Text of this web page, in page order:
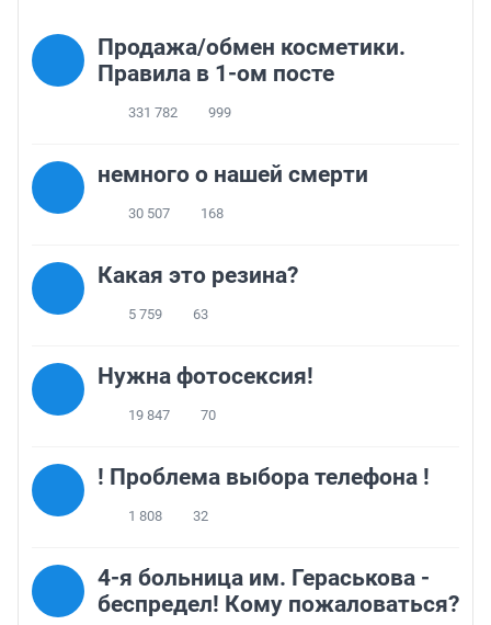
Продажа/обмен косметики.
Правила в 1-ом посте
331 782 999
немного о нашей смерти
30 507 168
Какая это резина?
5 759 63
Нужна фотосексия!
19 847 70
! Проблема выбора телефона !
1 808 32
4-я больница им. Гераськова -
беспредел! Кому пожаловаться?